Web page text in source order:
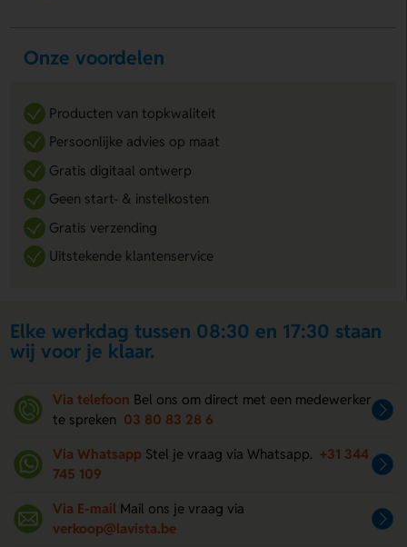
Onze voordelen
Producten van topkwaliteit
Persoonlijke advies op maat
Gratis digitaal ontwerp
Geen start- & instelkosten
Gratis verzending
Uitstekende klantenservice
Elke werkdag tussen 08:30 en 17:30 staan
wij voor je klaar.
Via telefoon Bel ons om direct met een medewerker
te spreken 03 80 83 28 6
Via Whatsapp Stel je vraag via Whatsapp. +31 344
745 109
Via E-mail Mail ons je vraag via
verkoop@lavista.be